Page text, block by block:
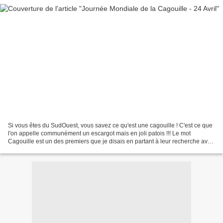
Si vous êtes du SudOuest, vous savez ce qu'est une cagouille ! C'est ce que
l'on appelle communément un escargot mais en joli patois !!! Le mot
Cagouille est un des premiers que je disais en partant à leur recherche avec